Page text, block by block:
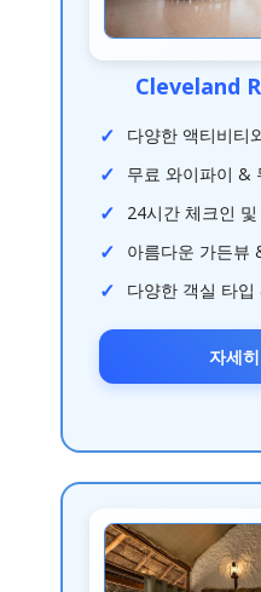
Cleveland
다양한 액티비티
무료 와이파이 &
24시간 체크인
아름다운 가든뷰
다양한 객실 타
자세